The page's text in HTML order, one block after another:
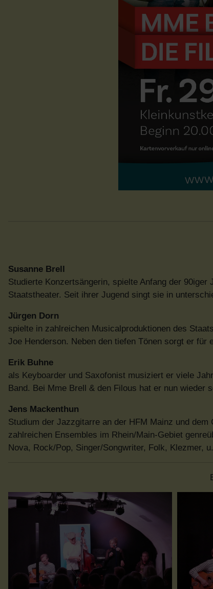
Susanne Brell
Studierte Konzertsängerin, spielte Anfang der
Staatstheater. Seit ihrer Jugend singt sie in
Jürgen Dorn
spielte in zahlreichen Musicalproduktionen des
Joe Henderson. Neben den tiefen Tönen sorgt er für
Erik Buhne
als Keyboarder und Saxofonist musiziert er viele
Band. Bei Mme Brell & den Filous hat er nun wieder
Jens Mackenthun
Studium der Jazzgitarre an der HFM Mainz und
zahlreichen Ensembles im Rhein/Main-Gebiet
Nova, Rock/Pop, Singer/Songwriter, Folk, Klezmer,